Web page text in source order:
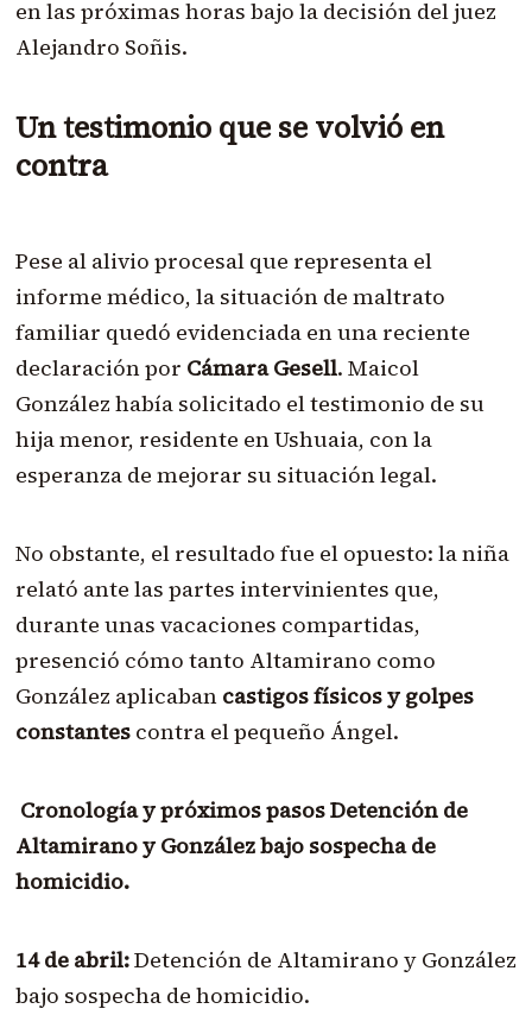
en las próximas horas bajo la decisión del juez
Alejandro Soñis.
Un testimonio que se volvió en
contra
Pese al alivio procesal que representa el
informe médico, la situación de maltrato
familiar quedó evidenciada en una reciente
declaración por Cámara Gesell. Maicol
González había solicitado el testimonio de su
hija menor, residente en Ushuaia, con la
esperanza de mejorar su situación legal.
No obstante, el resultado fue el opuesto: la niña
relató ante las partes intervinientes que,
durante unas vacaciones compartidas,
presenció cómo tanto Altamirano como
González aplicaban castigos físicos y golpes
constantescontra el pequeño Ángel.
Cronología y próximos pasos Detención de
Altamirano y González bajo sospecha de
homicidio.
14 de abril:Detención de Altamirano y González
bajo sospecha de homicidio.